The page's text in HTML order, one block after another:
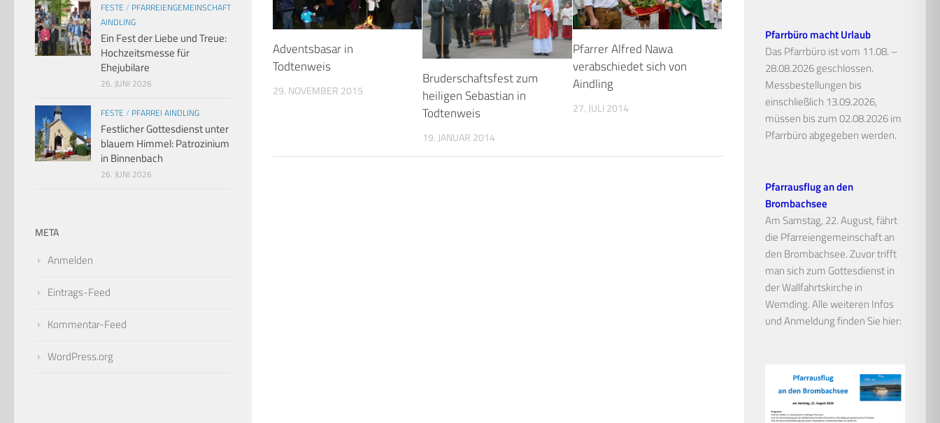
Adventsbasar in
Todtenweis
29. NOVEMBER 2015
Bruderschaftsfest zum
heiligen Sebastian in
Todtenweis
19. JANUAR 2014
Pfarrer Alfred Nawa
verabschiedet sich von
Aindling
27. JULI 2014
FESTE / PFARREIENGEMEINSCHAFT
AINDLING
Ein Fest der Liebe und Treue:
Hochzeitsmesse für
Ehejubilare
26. JUNI 2026
FESTE / PFARREI AINDLING
Festlicher Gottesdienst unter
blauem Himmel: Patrozinium
in Binnenbach
26. JUNI 2026
META
Anmelden
Eintrags-Feed
Kommentar-Feed
WordPress.org
Pfarrbüro macht Urlaub
Das Pfarrbüro ist vom 11.08. –
28.08.2026 geschlossen.
Messbestellungen bis
einschließlich 13.09.2026,
müssen bis zum 02.08.2026 im
Pfarrbüro abgegeben werden.
Pfarrausflug an den
Brombachsee
Am Samstag, 22. August, fährt
die Pfarreiengemeinschaft an
den Brombachsee. Zuvor trifft
man sich zum Gottesdienst in
der Wallfahrtskirche in
Wemding. Alle weiteren Infos
und Anmeldung finden Sie hier: